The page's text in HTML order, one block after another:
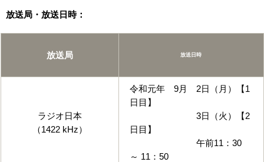
放送局・放送日時：
放送局 放送日時
ラジオ日本
（1422 kHz）
令和元年 9月 2日（月）【1
日目】
3日（火）【2
日目】
午前11：30
～ 11：50